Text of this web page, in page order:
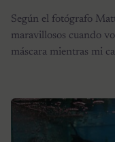
Según el fotógrafo
maravillosos cuando
máscara mientras mi